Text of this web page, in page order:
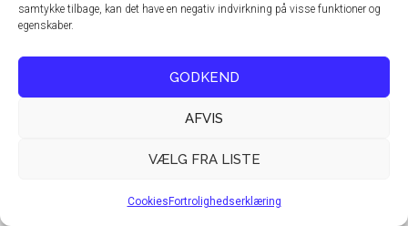
samtykke tilbage, kan det have en negativ indvirkning på visse funktioner og
egenskaber.
GODKEND
AFVIS
VÆLG FRA LISTE
Cookies Fortrolighedserklæring
E-mail:info@techmedia.dk